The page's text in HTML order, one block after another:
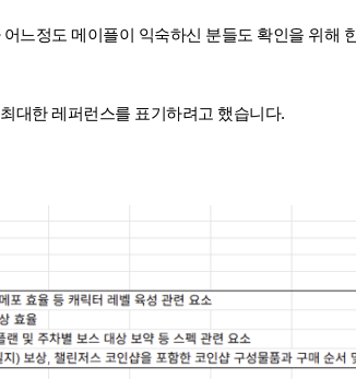
느정도 메이플이 익숙하신 분들도 확인을 위해
대한 레퍼런스를 표기하려고 했습니다.